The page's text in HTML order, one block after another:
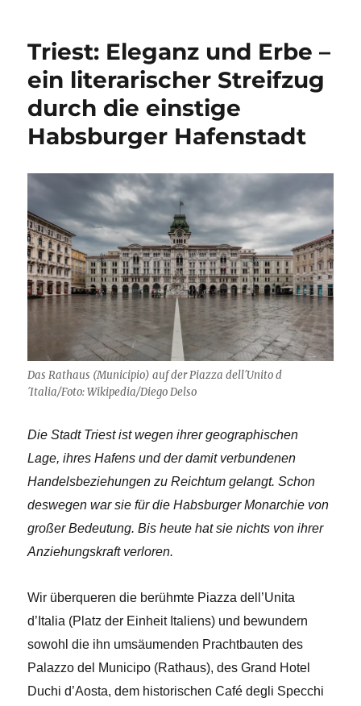
Klimaforschung
Triest: Eleganz und Erbe –
ein literarischer Streifzug
durch die einstige
Habsburger Hafenstadt
Das Rathaus (Municipio) auf der Piazza dell´Unito d
´Italia/Foto: Wikipedia/Diego Delso
Die Stadt Triest ist wegen ihrer geographischen
Lage, ihres Hafens und der damit verbundenen
Handelsbeziehungen zu Reichtum gelangt. Schon
deswegen war sie für die Habsburger Monarchie von
großer Bedeutung. Bis heute hat sie nichts von ihrer
Anziehungskraft verloren.
Wir überqueren die berühmte Piazza dell’Unita
d’Italia (Platz der Einheit Italiens) und bewundern
sowohl die ihn umsäumenden Prachtbauten des
Palazzo del Municipo (Rathaus), des Grand Hotel
Duchi d’Aosta, dem historischen Café degli Specchi